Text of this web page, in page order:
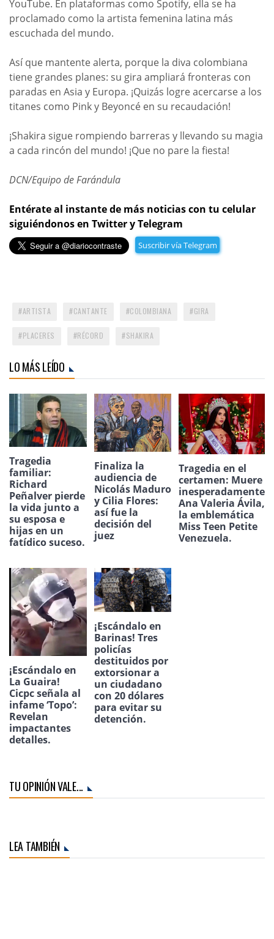
YouTube. En plataformas como Spotify, ella se ha
proclamado como la artista femenina latina más
escuchada del mundo.
Así que mantente alerta, porque la diva colombiana
tiene grandes planes: su gira ampliará fronteras con
paradas en Asia y Europa. ¡Quizás logre acercarse a los
titanes como Pink y Beyoncé en su recaudación!
¡Shakira sigue rompiendo barreras y llevando su magia
a cada rincón del mundo! ¡Que no pare la fiesta!
DCN/Equipo de Farándula
Entérate al instante de más noticias con tu celular
siguiéndonos en Twitter y Telegram
Suscribir vía Telegram
ARTISTA CANTANTE COLOMBIANA GIRA
PLACERES RÉCORD SHAKIRA
LO MÁS LEÍDO
Tragedia
familiar:
Richard
Peñalver pierde
la vida junto a
su esposa e
hijas en un
fatídico suceso.
Finaliza la
audiencia de
Nicolás Maduro
y Cilia Flores:
así fue la
decisión del
juez
Tragedia en el
certamen: Muere
inesperadamente
Ana Valeria Ávila,
la emblemática
Miss Teen Petite
Venezuela.
¡Escándalo en
La Guaira!
Cicpc señala al
infame ‘Topo’:
Revelan
impactantes
detalles.
¡Escándalo en
Barinas! Tres
policías
destituidos por
extorsionar a
un ciudadano
con 20 dólares
para evitar su
detención.
TU OPINIÓN VALE...
LEA TAMBIÉN